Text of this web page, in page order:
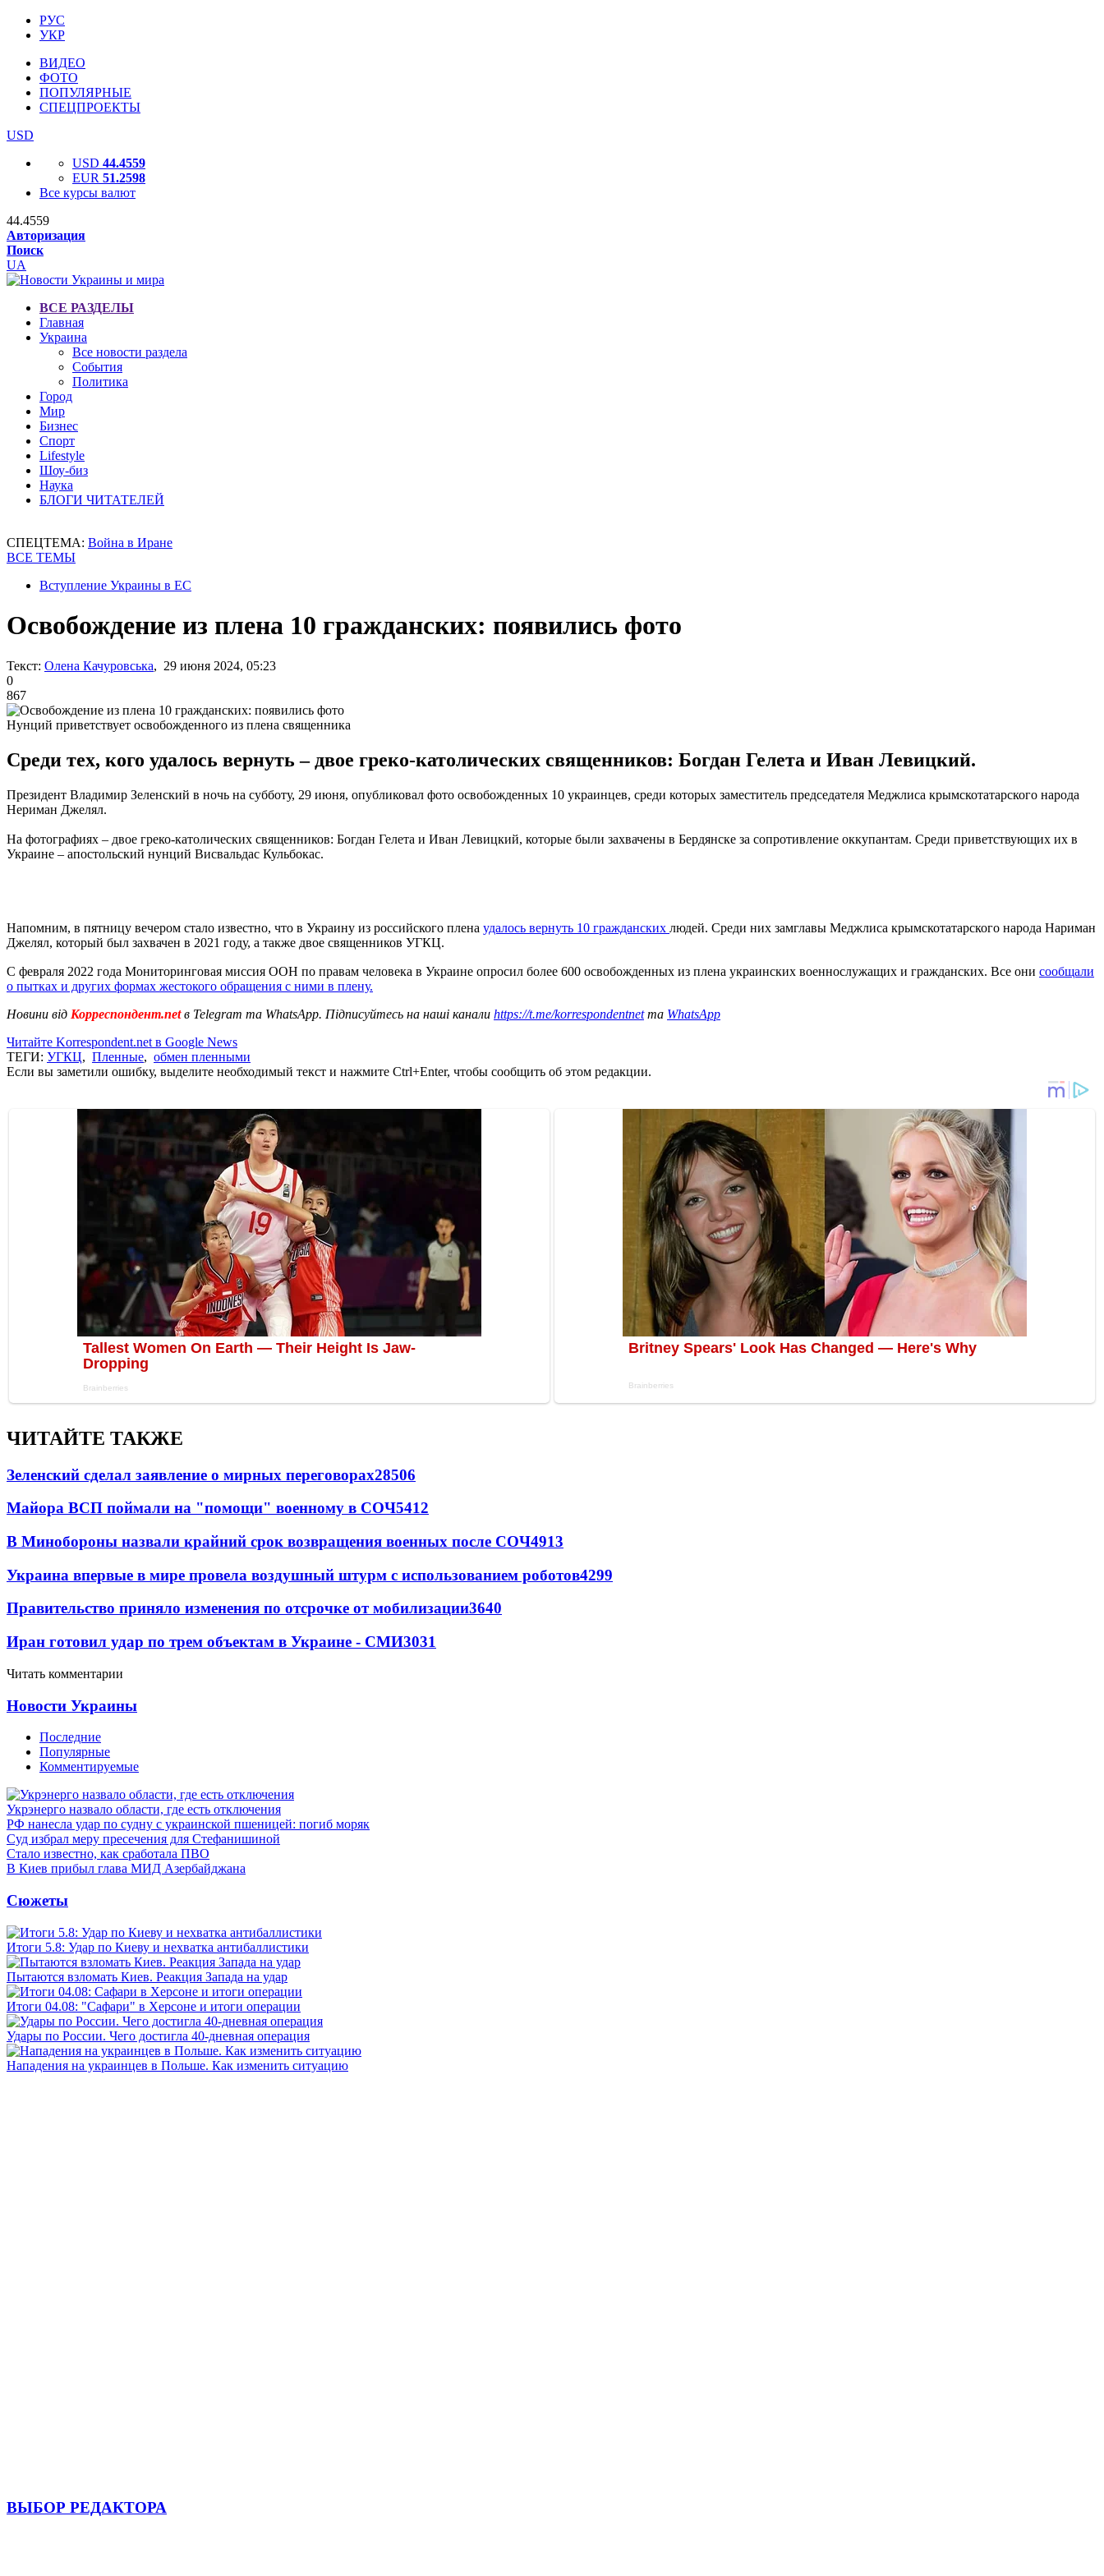
РУС
УКР
ВИДЕО
ФОТО
ПОПУЛЯРНЫЕ
СПЕЦПРОЕКТЫ
USD
USD 44.4559
EUR 51.2598
Все курсы валют
44.4559
Авторизация
Поиск
UA
ВСЕ РАЗДЕЛЫ
Главная
Украина
Все новости раздела
События
Политика
Город
Мир
Бизнес
Спорт
Lifestyle
Шоу-биз
Наука
БЛОГИ ЧИТАТЕЛЕЙ
СПЕЦТЕМА: Война в Иране
ВСЕ ТЕМЫ
Вступление Украины в ЕС
Освобождение из плена 10 гражданских: появились фото
Текст: Олена Качуровська, 29 июня 2024, 05:23
0
867
Нунций приветствует освобожденного из плена священника
Среди тех, кого удалось вернуть – двое греко-католических священников: Богдан Гелета и Иван Левицкий.
Президент Владимир Зеленский в ночь на субботу, 29 июня, опубликовал фото освобожденных 10 украинцев, среди которых заместитель председателя Меджлиса крымскотатарского народа
Нериман Джелял.
На фотографиях – двое греко-католических священников: Богдан Гелета и Иван Левицкий, которые были захвачены в Бердянске за сопротивление оккупантам. Среди приветствующих их в
Украине – апостольский нунций Висвальдас Кульбокас.
Напомним, в пятницу вечером стало известно, что в Украину из российского плена удалось вернуть 10 гражданских людей. Среди них замглавы Меджлиса крымскотатарского народа Нариман
Джелял, который был захвачен в 2021 году, а также двое священников УГКЦ.
С февраля 2022 года Мониторинговая миссия ООН по правам человека в Украине опросил более 600 освобожденных из плена украинских военнослужащих и гражданских. Все они сообщали
о пытках и других формах жестокого обращения с ними в плену.
Новини від Корреспондент.netв Telegram та WhatsApp. Підписуйтесь на наші канали https://t.me/korrespondentnetта WhatsApp
Читайте Korrespondent.net в Google News
ТЕГИ: УГКЦ, Пленные, обмен пленными
Если вы заметили ошибку, выделите необходимый текст и нажмите Ctrl+Enter, чтобы сообщить об этом редакции.
ЧИТАЙТЕ ТАКЖЕ
Зеленский сделал заявление о мирных переговорах28506
Майора ВСП поймали на "помощи" военному в СОЧ5412
В Минобороны назвали крайний срок возвращения военных после СОЧ4913
Украина впервые в мире провела воздушный штурм с использованием роботов4299
Правительство приняло изменения по отсрочке от мобилизации3640
Иран готовил удар по трем объектам в Украине - СМИ3031
Читать комментарии
Новости Украины
Последние
Популярные
Комментируемые
Укрэнерго назвало области, где есть отключения
РФ нанесла удар по судну с украинской пшеницей: погиб моряк
Суд избрал меру пресечения для Стефанишиной
Стало известно, как сработала ПВО
В Киев прибыл глава МИД Азербайджана
Сюжеты
Итоги 5.8: Удар по Киеву и нехватка антибаллистики
Пытаются взломать Киев. Реакция Запада на удар
Итоги 04.08: "Сафари" в Херсоне и итоги операции
Удары по России. Чего достигла 40-дневная операция
Нападения на украинцев в Польше. Как изменить ситуацию
ВЫБОР РЕДАКТОРА